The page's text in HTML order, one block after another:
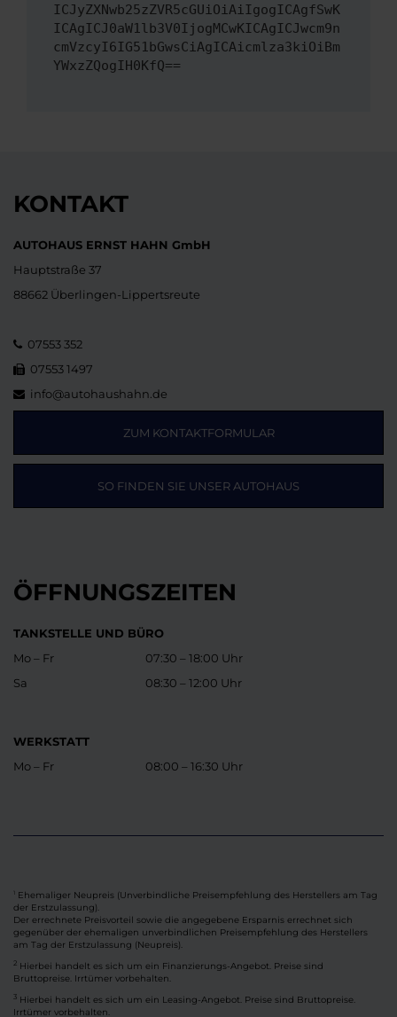
ICJyZXNwb25zZVR5cGUiOiAiIgogICAgfSwK
ICAgICJ0aW1lb3V0IjogMCwKICAgICJwcm9n
cmVzcyI6IG51bGwsCiAgICAicmlza3kiOiBm
YWxzZQogIH0KfQ==
KONTAKT
AUTOHAUS ERNST HAHN GmbH
Hauptstraße 37
88662 Überlingen-Lippertsreute
07553 352
07553 1497
info@autohaushahn.de
ZUM KONTAKTFORMULAR
SO FINDEN SIE UNSER AUTOHAUS
ÖFFNUNGSZEITEN
TANKSTELLE UND BÜRO
Mo – Fr
Sa
07:30 – 18:00 Uhr
08:30 – 12:00 Uhr
WERKSTATT
Mo – Fr
08:00 – 16:30 Uhr
Ehemaliger Neupreis (Unverbindliche Preisempfehlung des Herstellers am Tag
der Erstzulassung).
Der errechnete Preisvorteil sowie die angegebene Ersparnis errechnet sich
gegenüber der ehemaligen unverbindlichen Preisempfehlung des Herstellers
am Tag der Erstzulassung (Neupreis).
2 Hierbei handelt es sich um ein Finanzierungs-Angebot. Preise sind
Bruttopreise. Irrtümer vorbehalten.
3 Hierbei handelt es sich um ein Leasing-Angebot. Preise sind Bruttopreise.
Irrtümer vorbehalten.